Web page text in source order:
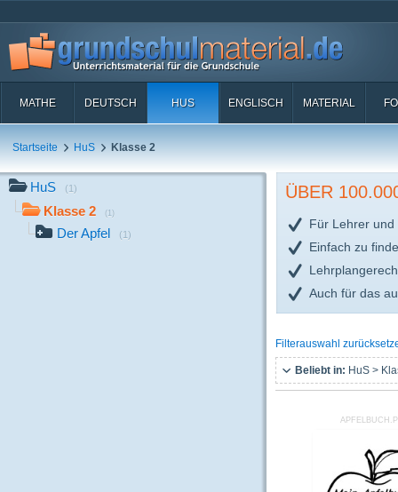
MATHE DEUTSCH HUS ENGLISCH MATERIAL
Startseite HuS Klasse 2
HuS (1)
Klasse 2 (1)
Der Apfel (1)
ÜBER
Für Lehrer und
Einfach zu
Auch für das
Filterauswahl
Beliebt in: HuS >